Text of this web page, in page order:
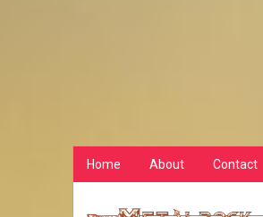
Home About Contact